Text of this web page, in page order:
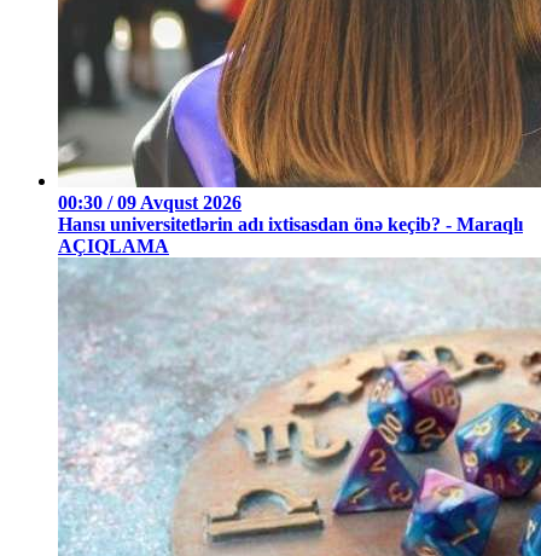
00:30 / 09 Avqust 2026
Hansı universitetlərin adı ixtisasdan önə keçib? - Maraqlı
AÇIQLAMA